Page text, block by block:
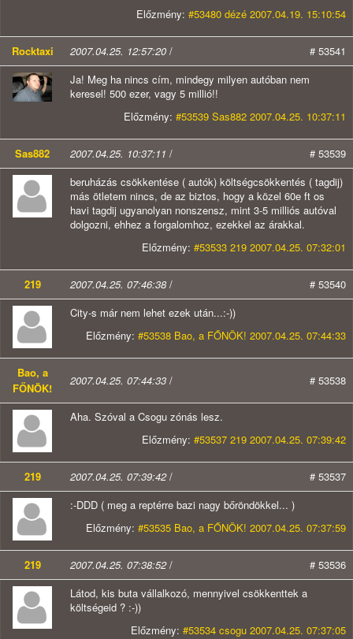
Előzmény: #53480 dézé 2007.04.19. 15:10:54
Rocktaxi 2007.04.25. 12:57:20 /
# 53541
Ja! Meg ha nincs cím, mindegy milyen autóban nem
keresel! 500 ezer, vagy 5 millió!!
Előzmény: #53539 Sas882 2007.04.25. 10:37:11
Sas882 2007.04.25. 10:37:11 /
# 53539
beruházás csökkentése ( autók) költségcsökkentés ( tagdij)
más ötletem nincs, de az biztos, hogy a közel 60e ft os
havi tagdij ugyanolyan nonszensz, mint 3-5 milliós autóval
dolgozni, ehhez a forgalomhoz, ezekkel az árakkal.
Előzmény: #53533 219 2007.04.25. 07:32:01
219 2007.04.25. 07:46:38 /
# 53540
City-s már nem lehet ezek után...:-))
Előzmény: #53538 Bao, a FŐNÖK! 2007.04.25. 07:44:33
Bao, a
FŐNÖK!
2007.04.25. 07:44:33 / # 53538
Aha. Szóval a Csogu zónás lesz.
Előzmény: #53537 219 2007.04.25. 07:39:42
219 2007.04.25. 07:39:42/
# 53537
:-DDD ( meg a reptérre bazi nagy bőröndökkel... )
Előzmény: #53535 Bao, a FŐNÖK! 2007.04.25. 07:37:59
219 2007.04.25. 07:38:52/
# 53536
Látod, kis buta vállalkozó, mennyivel csökkenttek a
költségeid ? :-))
Előzmény: #53534 csogu 2007.04.25. 07:37:05